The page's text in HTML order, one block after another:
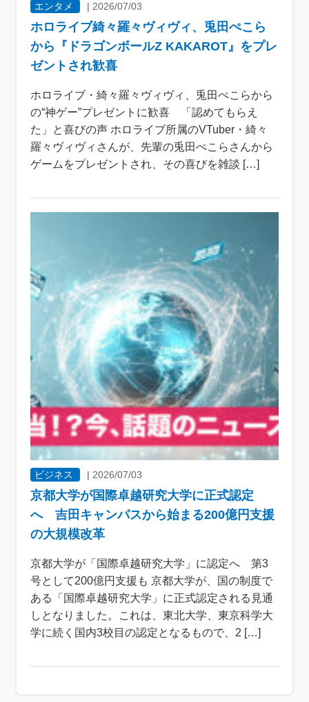
エンタメ | 2026/07/03
ホロライブ綺々羅々ヴィヴィ、兎田ぺこら
から『ドラゴンボールZ KAKAROT』をプレ
ゼントされ歓喜
ホロライブ・綺々羅々ヴィヴィ、兎田ぺこらから
の“神ゲー”プレゼントに歓喜 「認めてもらえ
た」と喜びの声 ホロライブ所属のVTuber・綺々
羅々ヴィヴィさんが、先輩の兎田ぺこらさんから
ゲームをプレゼントされ、その喜びを雑談 […]
ビジネス |2026/07/03
京都大学が国際卓越研究大学に正式認定
へ 吉田キャンパスから始まる200億円支援
の大規模改革
京都大学が「国際卓越研究大学」に認定へ 第3
号として200億円支援も 京都大学が、国の制度で
ある「国際卓越研究大学」に正式認定される見通
しとなりました。これは、東北大学、東京科学大
学に続く国内3校目の認定となるもので、2 […]